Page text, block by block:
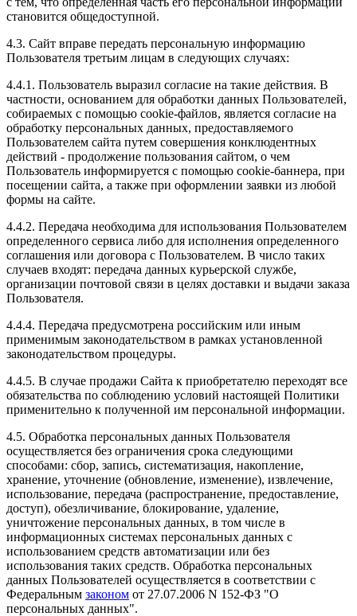
становится общедоступной.
4.3. Сайт вправе передать персональную информацию
Пользователя третьим лицам в следующих случаях:
4.4.1. Пользователь выразил согласие на такие действия. В
частности, основанием для обработки данных Пользователей,
собираемых с помощью cookie-файлов, является согласие на
обработку персональных данных, предоставляемого
Пользователем сайта путем совершения конклюдентных
действий - продолжение пользования сайтом, о чем
Пользователь информируется с помощью cookie-баннера, при
посещении сайта, а также при оформлении заявки из любой
формы на сайте.
4.4.2. Передача необходима для использования Пользователем
определенного сервиса либо для исполнения определенного
соглашения или договора с Пользователем. В число таких
случаев входят: передача данных курьерской службе,
организации почтовой связи в целях доставки и выдачи заказа
Пользователя.
4.4.4. Передача предусмотрена российским или иным
применимым законодательством в рамках установленной
законодательством процедуры.
4.4.5. В случае продажи Сайта к приобретателю переходят все
обязательства по соблюдению условий настоящей Политики
применительно к полученной им персональной информации.
4.5. Обработка персональных данных Пользователя
осуществляется без ограничения срока следующими
способами: сбор, запись, систематизация, накопление,
хранение, уточнение (обновление, изменение), извлечение,
использование, передача (распространение, предоставление,
доступ), обезличивание, блокирование, удаление,
уничтожение персональных данных, в том числе в
информационных системах персональных данных с
использованием средств автоматизации или без
использования таких средств. Обработка персональных
данных Пользователей осуществляется в соответствии с
Федеральным законом от 27.07.2006 N 152-ФЗ "О
персональных данных".